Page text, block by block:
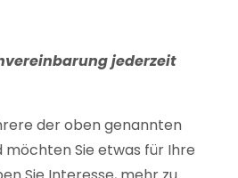
jederzeit
der oben genannten
möchten Sie etwas für Ihre